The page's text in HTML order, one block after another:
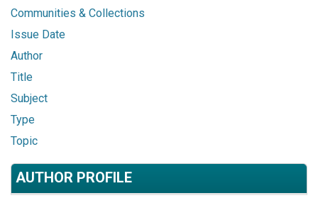
Communities & Collections
Issue Date
Author
Title
Subject
Type
Topic
AUTHOR PROFILE